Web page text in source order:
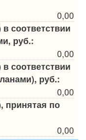
0,00
соответствии
руб.:
0,00
соответствии
руб.:
0,00
принятая по
0,00